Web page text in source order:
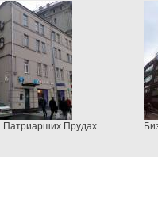
Патриарших Прудах